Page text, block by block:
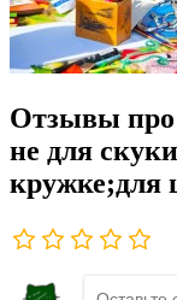
Отзывы
не для
кружке;для